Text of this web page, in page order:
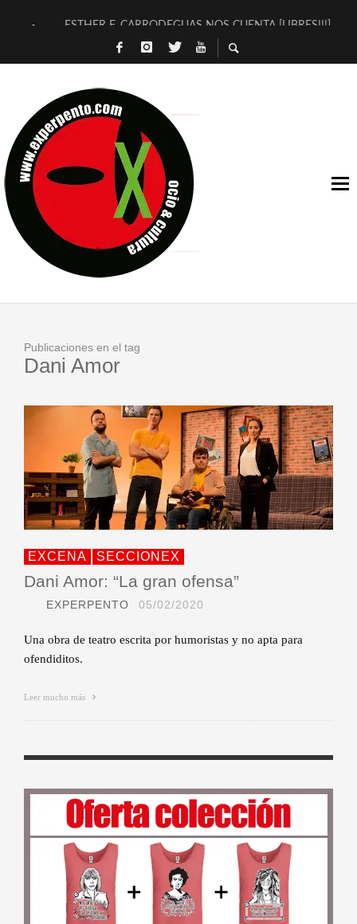
ESTHER F. CARRODEGUAS NOS CUENTA [LIBRES!!!]
[TERRA DE GUAPES] DE SANDRA MONFORT
TIMBRE 4, LA ESCUELA DEL DIRECTOR TEATRAL CLAUDIO
30 AÑOS (NO ES NADA) DE LA KATARSIS DEL TOMATAZO
MILITARES JUDÍAS EN #EXVITA
D’BALDOMEROS REINVENTAN [BITÁCORA 3.0] EN EXVITA
MARSHALL FLASH PRESENTA EN EXVITA [RELATIVA
JOFRE BARDAGÍ EN EXVITA INTERPRETANDO A SERRAT
Publicaciones en el tag
Dani Amor
EXCENA SECCIONEX
Dani Amor: “La gran ofensa”
EXPERPENTO 05/02/2020
Una obra de teatro escrita por humoristas y no apta para
ofendiditos.
Leer mucho más